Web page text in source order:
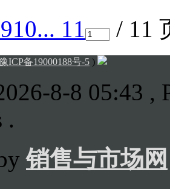
910... 11 / 11
ICP备19000188号-5 )
8-8 05:43 ,
.
销售与市场网